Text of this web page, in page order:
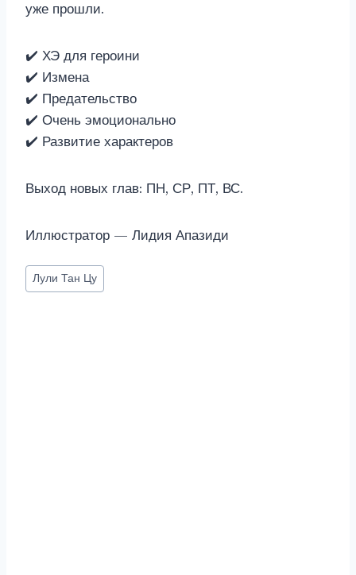
уже прошли.
✔️ ХЭ для героини
✔️ Измена
✔️ Предательство
✔️ Очень эмоционально
✔️ Развитие характеров
Выход новых глав: ПН, СР, ПТ, ВС.
Иллюстратор — Лидия Апазиди
Метки
записи:
Лули Тан Цу